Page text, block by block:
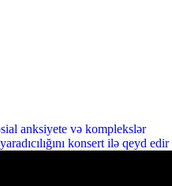
anksiyete və komplekslər
konsert ilə qeyd edir